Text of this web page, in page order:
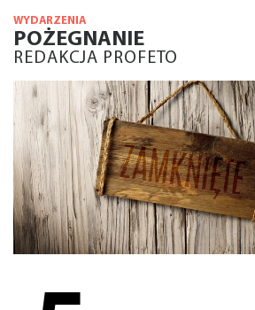
WYDARZENIA
POŻEGNANIE
REDAKCJA PROFETO